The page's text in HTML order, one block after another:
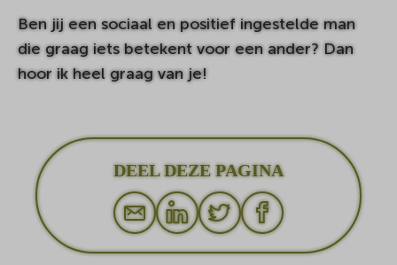
Ben jij een sociaal en positief ingestelde man
die graag iets betekent voor een ander? Dan
hoor ik heel graag van je!
DEEL DEZE PAGINA